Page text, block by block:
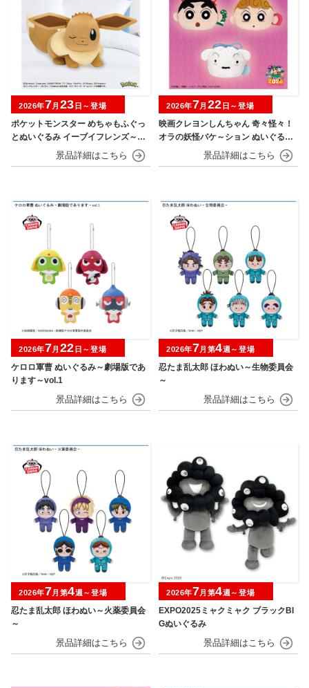
ポケットモンスター めちゃもふぐっ
とぬいぐるみ イーブイフレンズ～イ
ーブイ～おひるねver.
2026年7月 23 日～登場
映画クレヨンしんちゃん 奇々怪々！
オラの妖怪バケ～ション ぬいぐるみ
2026年7月 22 日～登場
ケロロ軍曹 ぬいぐるみ～劇場版であ
ります～vol.1
2026年7月 22 日～登場
忍たま乱太郎 ほわぬい～生物委員会
～
2026年7月第4週～登場
忍たま乱太郎 ほわぬい～火薬委員会
～
2026年7月第4週～登場
EXPO2025ミャクミャク ブラックBI
Gぬいぐるみ
2026年7月第4週～登場